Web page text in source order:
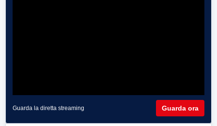
Guarda la diretta streaming Guarda ora